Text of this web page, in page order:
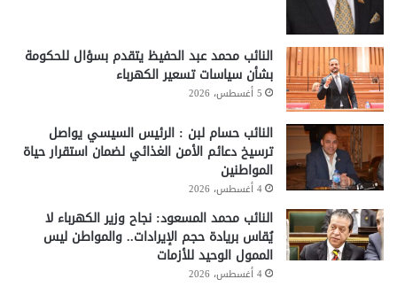
النائب محمد عبد الحفيظ يتقدم بسؤال للحكومة
بشأن سياسات تسعير الكهرباء
5 أغسطس، 2026
النائب حسام لبن : الرئيس السيسي يواصل
ترسيخ دعائم الأمن الغذائي لضمان استقرار حياة
المواطنين
4 أغسطس، 2026
النائب محمد المسعود: نجاح وزير الكهرباء لا
يُقاس بريادة حجم الإيرادات.. والمواطن ليس
الممول الوحيد للأزمات
4 أغسطس، 2026